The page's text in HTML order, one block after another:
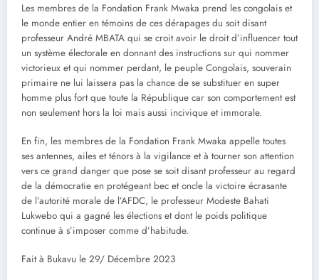
Les membres de la Fondation Frank Mwaka prend les congolais et
le monde entier en témoins de ces dérapages du soit disant
professeur André MBATA qui se croit avoir le droit d’influencer tout
un système électorale en donnant des instructions sur qui nommer
victorieux et qui nommer perdant, le peuple Congolais, souverain
primaire ne lui laissera pas la chance de se substituer en super
homme plus fort que toute la République car son comportement est
non seulement hors la loi mais aussi incivique et immorale.
En fin, les membres de la Fondation Frank Mwaka appelle toutes
ses antennes, ailes et ténors à la vigilance et à tourner son attention
vers ce grand danger que pose se soit disant professeur au regard
de la démocratie en protégeant bec et oncle la victoire écrasante
de l’autorité morale de l’AFDC, le professeur Modeste Bahati
Lukwebo qui a gagné les élections et dont le poids politique
continue à s’imposer comme d’habitude.
Fait à Bukavu le 29/ Décembre 2023